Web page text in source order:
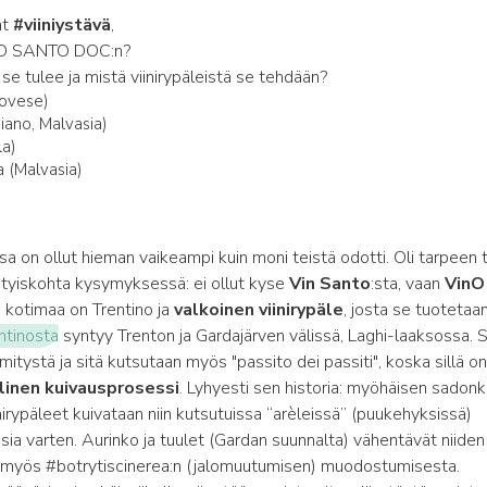
#viiniystävä,
DOC:n?
tulee ja mistä viinirypäleistä se tehdään?
Malvasia)
(Malvasia)
on ollut hieman vaikeampi kuin moni teistä odotti. Oli tarpeen
kysymyksessä: ei ollut kyse Vin Santo:sta, vaan
on Trentino ja valkoinen viinirypäle, josta se
syntyy Trenton ja Gardajärven välissä, Laghi-laaksossa.
ja sitä kutsutaan myös "passito dei passiti", koska sillä
kuivausprosessi. Lyhyesti sen historia: myöhäisen
kuivataan niin kutsutuissa “arèleissä” (puukehyksissä)
varten. Aurinko ja tuulet (Gardan suunnalta) vähentävät
#botrytiscinerea:n (jalomuutumisen) muodostumisesta.